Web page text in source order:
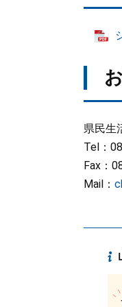
県民生
Tel：
Fax：
Mail：